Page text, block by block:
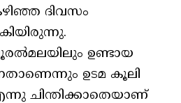
ദിവസം
ഉണ്ടായ
ഉടമ കൂലി
ചിന്തിക്കാതെയാണ്